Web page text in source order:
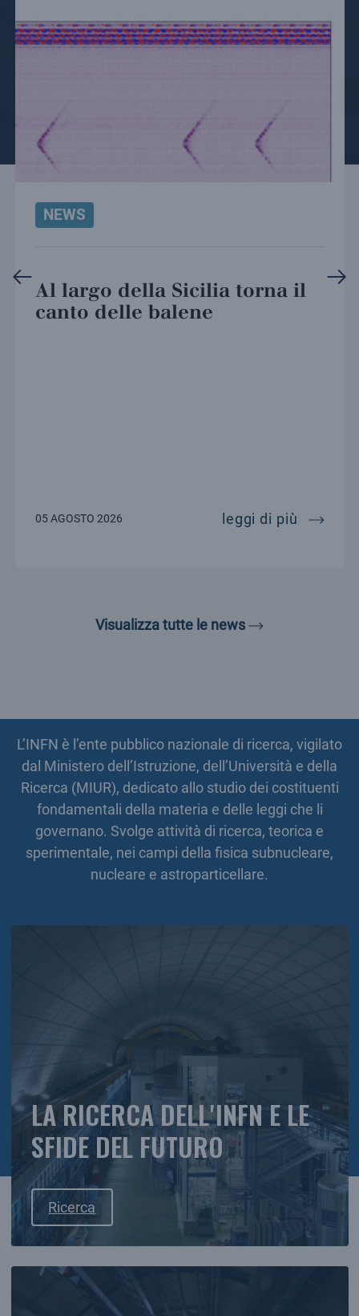
telescope: istituzioni scientifiche italiane e
NEWS
Al largo della Sicilia torna il
canto delle balene
05 AGOSTO 2026 leggi di più al
Visualizza tutte le newsVisualizza tutte
L’INFN è l’ente pubblico nazionale di ricerca, vigilato
dal Ministero dell’Istruzione, dell’Università e della
Ricerca (MIUR), dedicato allo studio dei costituenti
fondamentali della materia e delle leggi che li
governano. Svolge attività di ricerca, teorica e
sperimentale, nei campi della fisica subnucleare,
nucleare e astroparticellare.
LA RICERCA DELL'INFN E LE
SFIDE DEL FUTURO
Ricerca